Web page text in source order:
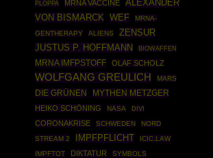
PLOPPA
MRNA VACCINE
ALEXANDER
VON BISMARCK
WEF
MRNA-
GENTHERAPY
ALIENS
ZENSUR
JUSTUS P. HOFFMANN
BIOWAFFEN
MRNA IMFPSTOFF OLAF SCHOLZ
WOLFGANG GREULICH MARS
DIE GRÜNEN MYTHEN METZGER
HEIKO SCHÖNING NASA DIVI
CORONAKRISE SCHWEDEN
NORD
STREAM 2
IMPFPFLICHT
ICIC.LAW
IMPFTOT
DIKTATUR
SYMBOLS